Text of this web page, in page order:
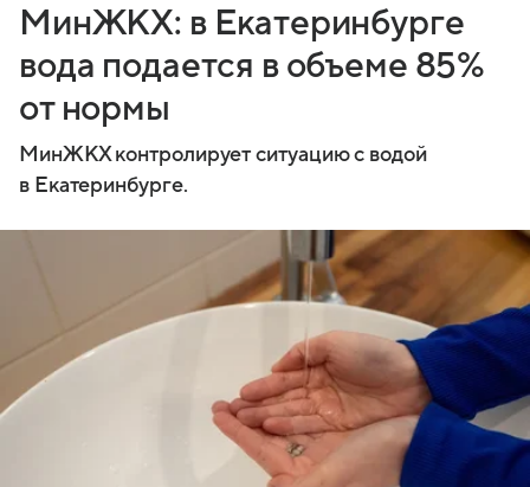
МинЖКХ: в Екатеринбурге
вода подается в объеме 85%
от нормы
МинЖКХ контролирует ситуацию с водой
в Екатеринбурге.